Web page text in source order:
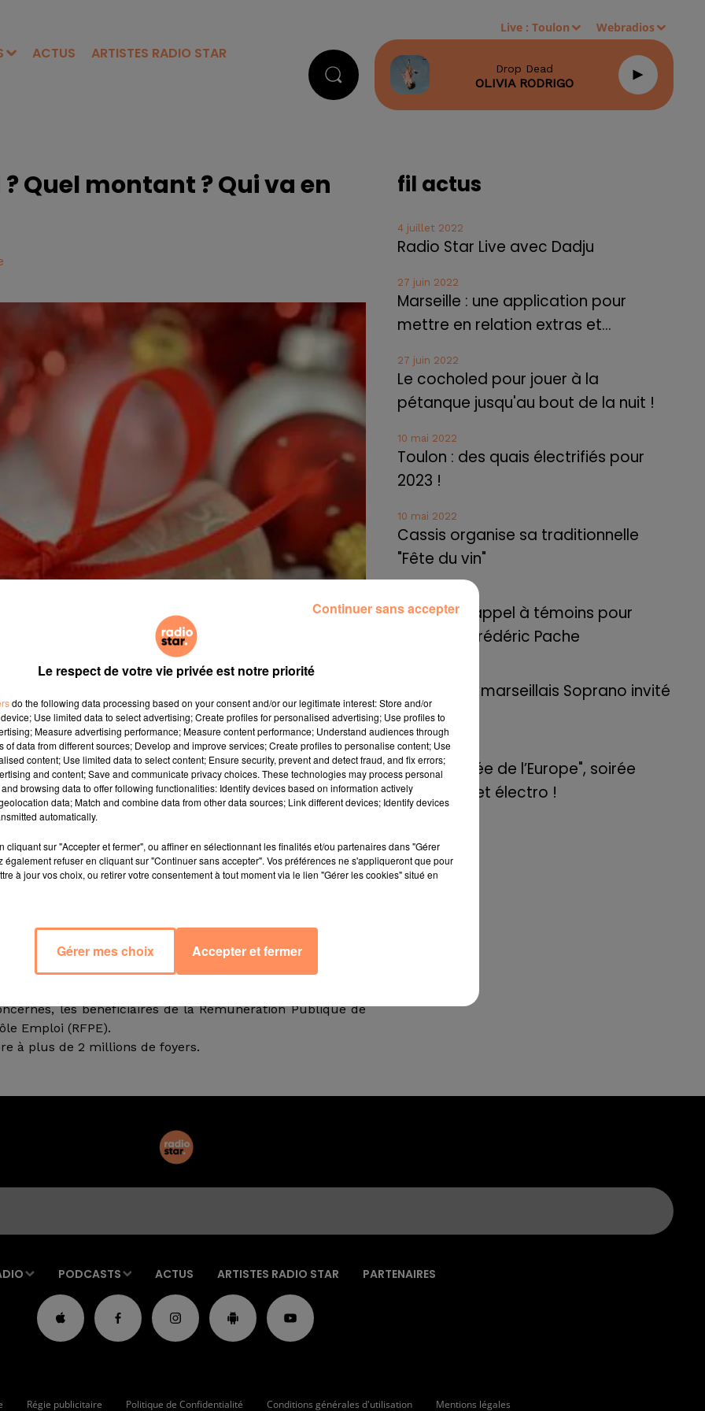
ACTUS ARTISTES RADIO STAR
Live :Toulon Webradios
Drop Dead
OLIVIA RODRIGO
? Quel montant ? Qui va en
ce coup de pouce en 2020. Versée par Pôle Emploi, la
Agricole (MSA) depuis 1998, la prime de Noël est une
les familles les plus précaires. Aucune démarche n’est
le 15 décembre pour les bénéficiaires de la CAF et la
de Noël varie selon la taille du foyer. Ainsi, une personne
enfants touchera 442,10 euros (auxquels s’ajoutent
en fin de droits, cette aide financière s’élèvera
en novembre ou en décembre, le Revenu de solidarité
l’Allocation équivalent retraite (AER) ou alors la prime
les bénéficiaires de la Rémunération Publique de
Emploi (RFPE).
à plus de 2 millions de foyers.
fil actus
4 juillet 2022
Radio Star Live avec Dadju
27 juin 2022
Marseille : une application pour
mettre en relation extras et...
27 juin 2022
Le cocholed pour jouer à la
pétanque jusqu'au bout de la nuit !
10 mai 2022
Toulon : des quais électrifiés pour
2023 !
10 mai 2022
Cassis organise sa traditionnelle
"Fête du vin"
Marseille : appel à témoins pour
retrouver Frédéric Pache
Le rappeur marseillais Soprano invité
de E=M6
8 mai 2022
Aix : "Journée de l’Europe", soirée
danse et set électro !
PODCASTS ACTUS ARTISTES RADIO STAR PARTENAIRES
Régie publicitaire Politique de Confidentialité Conditions générales d'utilisation Mentions légales
Le respect de votre vie privée est notre priorité
do the following data processing based on your consent and/or our legitimate interest: Store and/or
Use limited data to select advertising; Create profiles for personalised advertising; Use profiles to
Measure advertising performance; Measure content performance; Understand audiences through
of data from different sources; Develop and improve services; Create profiles to personalise content; Use
content; Use limited data to select content; Ensure security, prevent and detect fraud, and fix errors;
and content; Save and communicate privacy choices. These technologies may process personal
browsing data to offer following functionalities: Identify devices based on information actively
data; Match and combine data from other data sources; Link different devices; Identify devices
automatically.
cliquant sur "Accepter et fermer", ou affiner en sélectionnant les finalités et/ou partenaires dans "Gérer
également refuser en cliquant sur "Continuer sans accepter". Vos préférences ne s'appliqueront que pour
à jour vos choix, ou retirer votre consentement à tout moment via le lien "Gérer les cookies" situé en
Gérer mes choix Accepter et fermer
Continuer sans accepter